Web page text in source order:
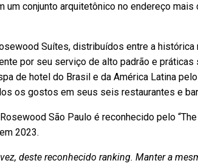
conjunto arquitetônico no endereço mais
Suítes, distribuídos entre a histórica
por seu serviço de alto padrão e
de hotel do Brasil e da América Latina
os gostos em seus seis restaurantes e
São Paulo é reconhecido pelo
2023.
deste reconhecido ranking. Manter a